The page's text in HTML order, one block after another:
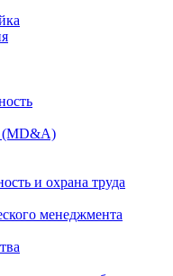
(MD&A)
и охрана труда
менеджмента